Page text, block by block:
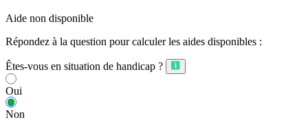
Aide non disponible
Répondez à la question pour calculer les aides disponibles :
Êtes-vous en situation de handicap ?
Oui
Non